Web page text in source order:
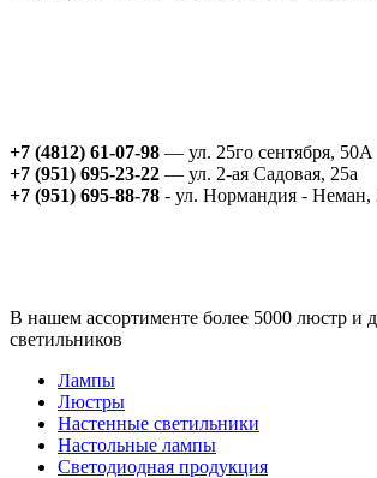
+7 (4812) 61-07-98 — ул. 25го сентября, 50А
+7 (951) 695-23-22 — ул. 2-ая Садовая, 25а
+7 (951) 695-88-78 - ул. Нормандия -
В нашем ассортименте более 5000 люстр и
светильников
Лампы
Люстры
Настенные светильники
Настольные лампы
Светодиодная продукция